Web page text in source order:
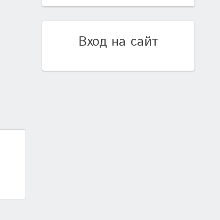
Вход на сайт